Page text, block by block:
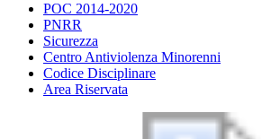
POC 2014-2020
PNRR
Sicurezza
Centro Antiviolenza Minorenni
Codice Disciplinare
Area Riservata